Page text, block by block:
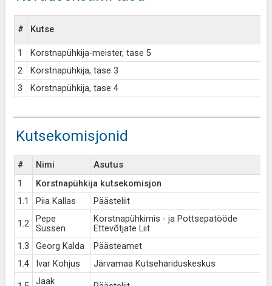
# Kutse
1
Korstnapühkija-meister, tase 5
2
Korstnapühkija, tase 3
3
Korstnapühkija, tase 4
Kutsekomisjonid
# Nimi
Asutus
1
Korstnapühkija kutsekomisjon
1.1
Piia Kallas Päästeliit
1.2
Pepe
Sussen
Korstnapühkimis - ja Pottsepatööde
Ettevõtjate Liit
1.3
Georg Kalda
Päästeamet
1.4
Ivar Kohjus Järvamaa Kutsehariduskeskus
Jaak